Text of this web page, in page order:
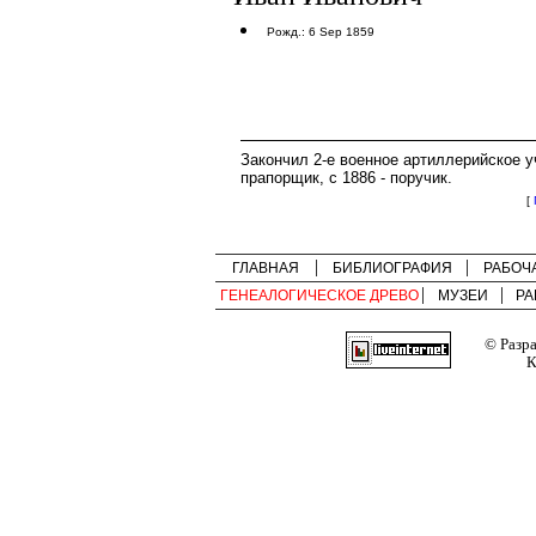
Рожд.: 6 Sep 1859
Закончил 2-е военное
прапорщик, с 1886 - поручик.
[
ГЛАВНАЯ БИБЛИОГРАФИЯ
ГЕНЕАЛОГИЧЕСКОЕ ДРЕВО
МУЗЕИ
©